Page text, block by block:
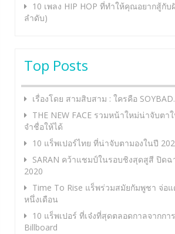
10 เพลง HIP HOP ที่ทำให้คุณอยากสู้กับ
ลำดับ)
Top Posts
เรื่องโดย สามสิบสาม : ใครคือ
THE NEW FACE รวมหน้าใหม่น่าจับต
จำชื่อให้ได้
10 แร็พเปอร์ไทย ที่น่าจับตามองในปี
SARAN คว้าแชมป์ในรอบชิงสุดสูสี ปิดฉ
2020
Time To Rise แร็พร่วมสมัยกัมพูชา จ่อ
หนึ่งเดือน
10 แร็พเปอร์ ที่เจ๋งที่สุดตลอดกาลจากก
Billboard